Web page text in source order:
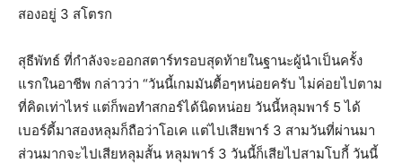
สองอยู่ 3 สโตรก
สุธีพัทธ์ ที่กำลังจะออกสตาร์ทรอบสุดท้ายในฐานะผู้นำเป็นครั้ง
แรกในอาชีพ กล่าวว่า “วันนี้เกมมันตื้อๆหน่อยครับ ไม่ค่อยไปตาม
ที่คิดเท่าไหร่ แต่ก็พอทำสกอร์ได้นิดหน่อย วันนี้หลุมพาร์ 5 ได้
เบอร์ดี้มาสองหลุมก็ถือว่าโอเค แต่ไปเสียพาร์ 3 สามวันที่ผ่านมา
ส่วนมากจะไปเสียหลุมสั้น หลุมพาร์ 3 วันนี้ก็เสียไปสามโบกี้ วันนี้